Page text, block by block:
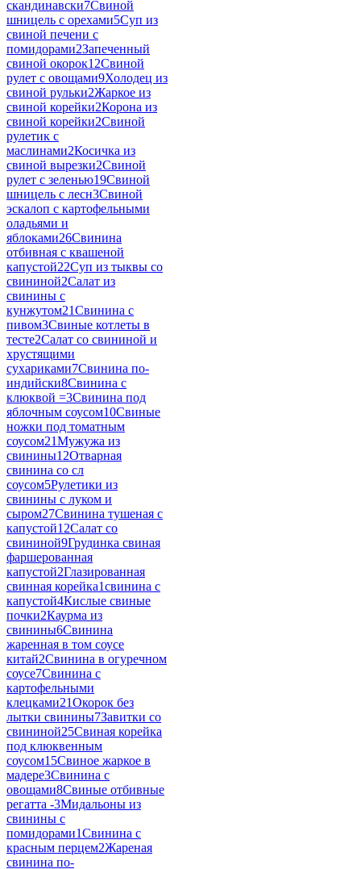
скандинавски7Свиной
шницель с орехами5Суп из
свиной печени с
помидорами2Запеченный
свиной окорок12Свиной
рулет с овощами9Холодец из
свиной рульки2Жаркое из
свиной корейки2Корона из
свиной корейки2Свиной
рулетик с
маслинами2Косичка из
свиной вырезки2Свиной
рулет с зеленью19Свиной
шницель с лесн3Свиной
эскалоп с картофельными
оладьями и
яблоками26Свинина
отбивная с квашеной
капустой22Суп из тыквы со
свининой2Салат из
свинины с
кунжутом21Свинина с
пивом3Свиные котлеты в
тесте2Салат со свининой и
хрустящими
сухариками7Свинина по-
индийски8Свинина с
клюквой =3Свинина под
яблочным соусом10Свиные
ножки под томатным
соусом21Мужужа из
свинины12Отварная
свинина со сл
соусом5Рулетики из
свинины с луком и
сыром27Свинина тушеная с
капустой12Салат со
свининой9Грудинка свиная
фаршерованная
капустой2Глазированная
свинная корейка1свинина с
капустой4Кислые свиные
почки2Каурма из
свинины6Свинина
жаренная в том соусе
китай2Свинина в огуречном
соусе7Свинина с
картофельными
клецками21Окорок без
лытки свинины7Завитки со
свининой25Свиная корейка
под клюквенным
соусом15Свиное жаркое в
мадере3Свинина с
овощами8Свиные отбивные
регатта -3Мидальоны из
свинины с
помидорами1Свинина с
красным перцем2Жареная
свинина по-